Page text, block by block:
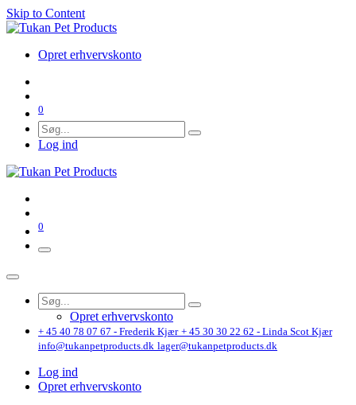
Skip to Content
Opret erhvervskonto
0
Log ind
0
Opret erhvervskonto
+ 45 40 78 07 67 - Frederik Kjær + 45 30 30 22 62 - Linda Scot Kjær
info@tukanpetproducts.dk lager@tukanpetproducts.dk
Log ind
Opret erhvervskonto